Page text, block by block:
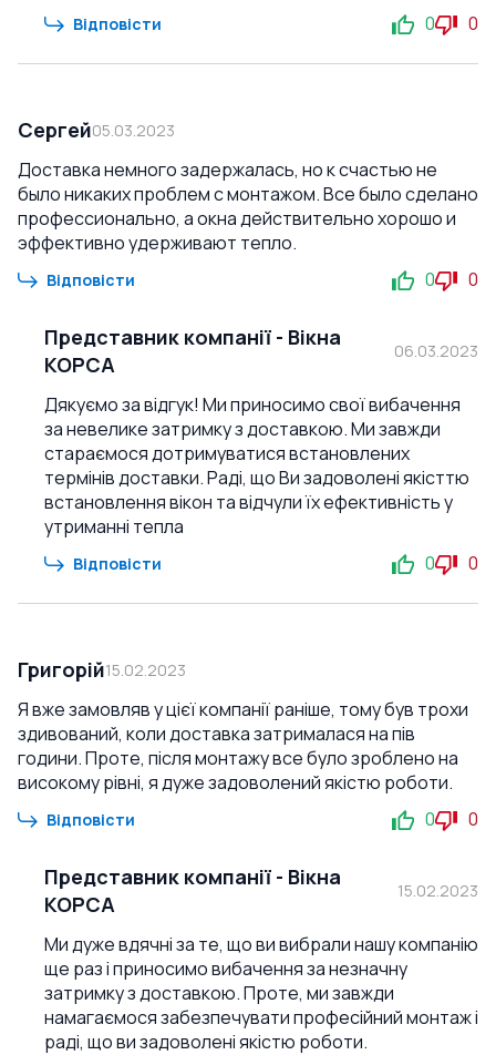
Відповісти 0 0
Сергей05.03.2023
Доставка немного задержалась, но к счастью не
было никаких проблем с монтажом. Все было сделано
профессионально, а окна действительно хорошо и
эффективно удерживают тепло.
Відповісти 0 0
Представник компанії - Вікна
КОРСА
06.03.2023
Дякуємо за відгук! Ми приносимо свої вибачення
за невелике затримку з доставкою. Ми завжди
стараємося дотримуватися встановлених
термінів доставки. Раді, що Ви задоволені якісттю
встановлення вікон та відчули їх ефективність у
утриманні тепла
Відповісти 0 0
Григорій15.02.2023
Я вже замовляв у цієї компанії раніше, тому був трохи
здивований, коли доставка затрималася на пів
години. Проте, після монтажу все було зроблено на
високому рівні, я дуже задоволений якістю роботи.
Відповісти 0 0
Представник компанії - Вікна
КОРСА
15.02.2023
Ми дуже вдячні за те, що ви вибрали нашу компанію
ще раз і приносимо вибачення за незначну
затримку з доставкою. Проте, ми завжди
намагаємося забезпечувати професійний монтаж і
раді, що ви задоволені якістю роботи.